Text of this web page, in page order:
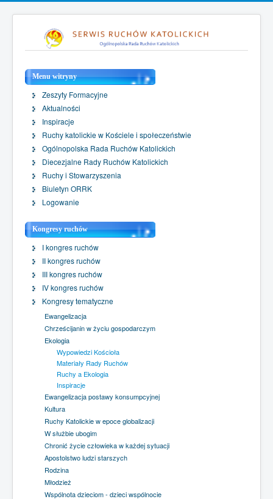
Menu witryny
Zeszyty Formacyjne
Aktualności
Inspiracje
Ruchy katolickie w Kościele i społeczeństwie
Ogólnopolska Rada Ruchów Katolickich
Diecezjalne Rady Ruchów Katolickich
Ruchy i Stowarzyszenia
Biuletyn ORRK
Logowanie
Kongresy ruchów
I kongres ruchów
II kongres ruchów
III kongres ruchów
IV kongres ruchów
Kongresy tematyczne
Ewangelizacja
Chrześcijanin w życiu gospodarczym
Ekologia
Wypowiedzi Kościoła
Materiały Rady Ruchów
Ruchy a Ekologia
Inspiracje
Ewangelizacja postawy konsumpcyjnej
Kultura
Ruchy Katolickie w epoce globalizacji
W służbie ubogim
Chronić życie człowieka w każdej sytuacji
Apostolstwo ludzi starszych
Rodzina
Młodzież
Wspólnota dzieciom - dzieci wspólnocie